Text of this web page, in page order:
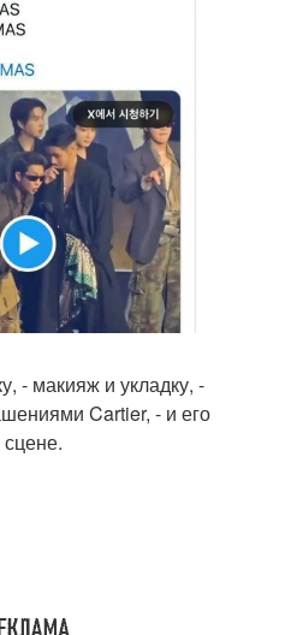
- макияж и укладку, -
Cartier, - и его